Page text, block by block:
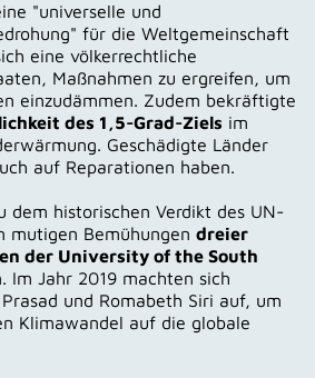
"universelle und
für die Weltgemeinschaft
eine völkerrechtliche
Maßnahmen zu ergreifen, um
einzudämmen. Zudem bekräftigte
des 1,5-Grad-Ziels im
Geschädigte Länder
auf Reparationen haben.
dem historischen Verdikt des UN-
mutigen Bemühungen dreier
der University of the South
Im Jahr 2019 machten sich
und Romabeth Siri auf, um
Klimawandel auf die globale